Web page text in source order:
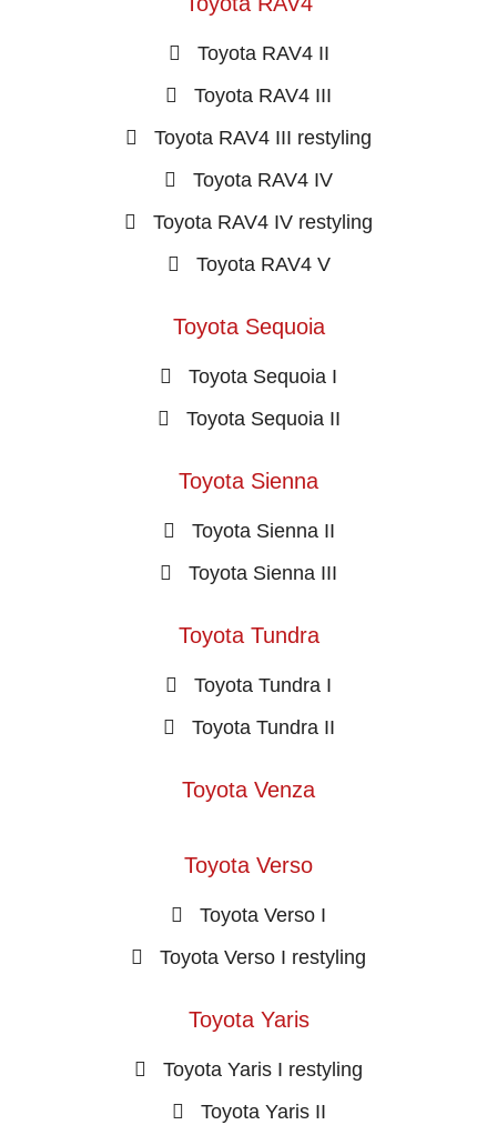
Toyota RAV4 II
Toyota RAV4 III
Toyota RAV4 III restyling
Toyota RAV4 IV
Toyota RAV4 IV restyling
Toyota RAV4 V
Toyota Sequoia
Toyota Sequoia I
Toyota Sequoia II
Toyota Sienna
Toyota Sienna II
Toyota Sienna III
Toyota Tundra
Toyota Tundra I
Toyota Tundra II
Toyota Venza
Toyota Verso
Toyota Verso I
Toyota Verso I restyling
Toyota Yaris
Toyota Yaris I restyling
Toyota Yaris II